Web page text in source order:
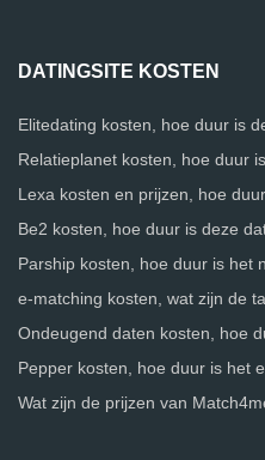
DATINGSITE KOSTEN
Elitedating kosten, hoe duur is
Relatieplanet kosten, hoe duur
Lexa kosten en prijzen, hoe
Be2 kosten, hoe duur is deze
Parship kosten, hoe duur is het
e-matching kosten, wat zijn de
Ondeugend daten kosten, hoe
Pepper kosten, hoe duur is het
Wat zijn de prijzen van